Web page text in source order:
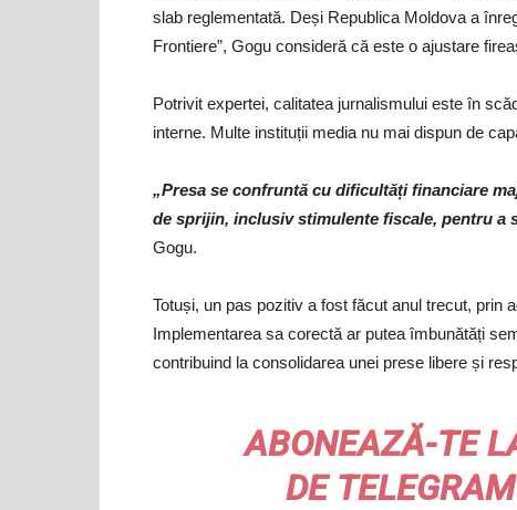
slab reglementată. Deși Republica Moldova a
Frontiere”, Gogu consideră că este o ajustare
Potrivit expertei, calitatea jurnalismului este în
interne. Multe instituții media nu mai dispun de
„Presa se confruntă cu dificultăți financiare
de sprijin, inclusiv stimulente fiscale, pentru a
Gogu.
Totuși, un pas pozitiv a fost făcut anul trecut, prin
Implementarea sa corectă ar putea îmbunătăți
contribuind la consolidarea unei prese libere și
ABONEAZĂ-TE
DETELEGRAM